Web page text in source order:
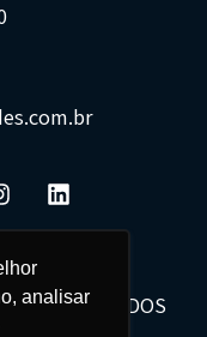
analisar
DE ADVOGADOS